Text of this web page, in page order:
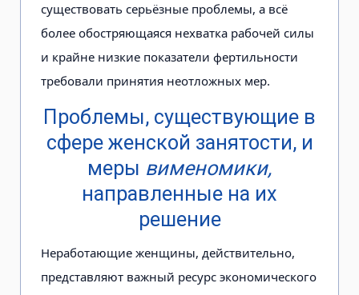
существовать серьёзные проблемы, а всё
более обостряющаяся нехватка рабочей силы
и крайне низкие показатели фертильности
требовали принятия неотложных мер.
Проблемы, существующие в
сфере женской занятости, и
меры вименомики,
направленные на их
решение
Неработающие женщины, действительно,
представляют важный ресурс экономического